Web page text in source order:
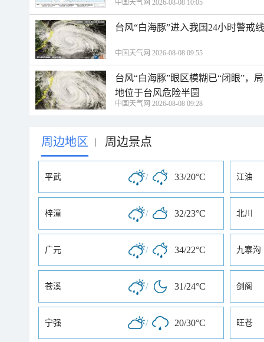
中国天气网 2026-08-08 10:05
台风“白海豚”进入我国24小时警戒
中国天气网 2026-08-08 09:55
台风“白海豚”眼区模糊已“闭眼”，
地位于台风危险半圆
中国天气网 2026-08-08 09:28
周边地区 | 周边景点
平武 / 33/20°C 江油
梓潼 / 32/23°C 北川
广元 / 34/22°C 九寨沟
苍溪 / 31/24°C 剑阁
宁强 / 20/30°C 旺苍